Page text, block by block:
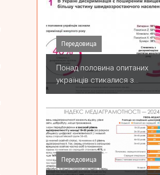
Передовица
Понад половина опитаних
українців стикалися з...
Передовица